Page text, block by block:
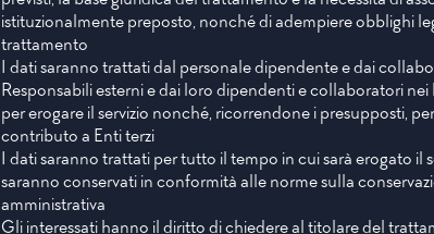
istituzionalmente preposto, nonché di adempiere obblighi
trattamento
I dati saranno trattati dal personale dipendente e dai
Responsabili esterni e dai loro dipendenti e collaboratori
per erogare il servizio nonché, ricorrendone i presupposti,
contributo a Enti terzi
I dati saranno trattati per tutto il tempo in cui sarà erogato il
saranno conservati in conformità alle norme sulla
amministrativa
Gli interessati hanno il diritto di chiedere al titolare del